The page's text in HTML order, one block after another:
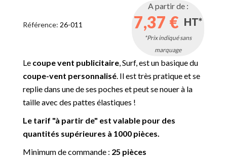
Référence: 26-011
A partir de :
7,37 € HT*
*Prix indiqué sans
marquage
Le coupe vent publicitaire, Surf, est un basique du
coupe-vent personnalisé. Il est très pratique et se
replie dans une de ses poches et peut se nouer à la
taille avec des pattes élastiques !
Le tarif "à partir de" est valable pour des
quantités supérieures à 1000 pièces.
Minimum de commande : 25 pièces